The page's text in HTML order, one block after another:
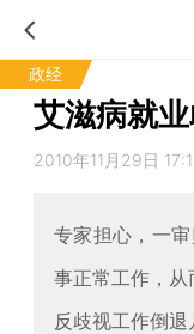
政经
艾滋病就
2010年11月29日
专家担心，一
事正常工作，从
反歧视工作倒退